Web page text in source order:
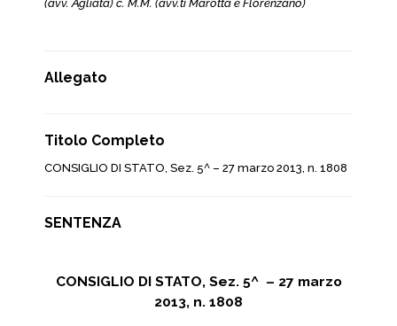
(avv. Agliata) c. M.M. (avv.ti Marotta e Florenzano)
Allegato
Titolo Completo
CONSIGLIO DI STATO, Sez. 5^ – 27 marzo 2013, n. 1808
SENTENZA
CONSIGLIO DI STATO, Sez. 5^ – 27 marzo
2013, n. 1808